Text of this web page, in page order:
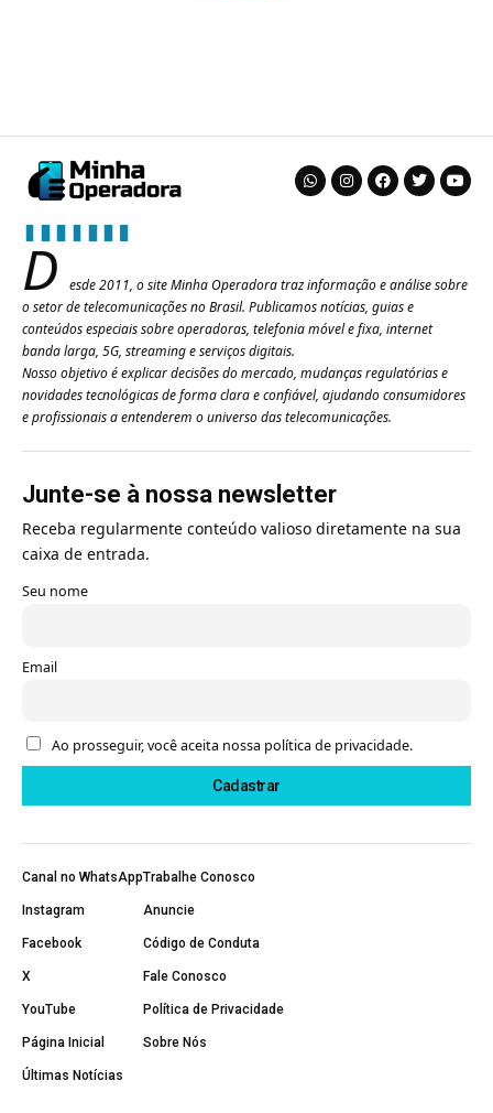
D
esde 2011, o site Minha Operadora traz informação e análise sobre
o setor de telecomunicações no Brasil. Publicamos notícias, guias e
conteúdos especiais sobre operadoras, telefonia móvel e fixa, internet
banda larga, 5G, streaming e serviços digitais.
Nosso objetivo é explicar decisões do mercado, mudanças regulatórias e
novidades tecnológicas de forma clara e confiável, ajudando consumidores
e profissionais a entenderem o universo das telecomunicações.
Junte-se à nossa newsletter
Receba regularmente conteúdo valioso diretamente na sua
caixa de entrada.
Seu nome
Email
Ao prosseguir, você aceita nossa política de privacidade.
Canal no WhatsApp
Instagram
Facebook
X
YouTube
Página Inicial
Últimas Notícias
Trabalhe Conosco
Anuncie
Código de Conduta
Fale Conosco
Política de Privacidade
Sobre Nós